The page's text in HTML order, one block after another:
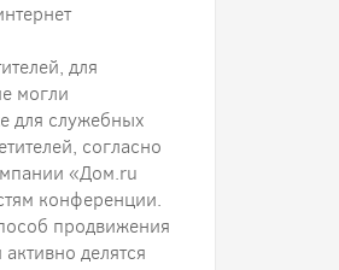
для
могли
для служебных
согласно
«Дом.ru
конференции.
продвижения
делятся